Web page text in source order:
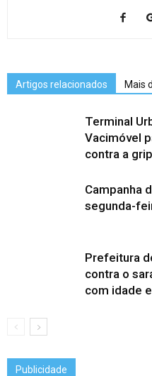
Artigos relacionados Mais
Terminal
Vacimóvel
contra a
Campanha
segunda-
Prefeitura
contra o
com idade
Publicidade